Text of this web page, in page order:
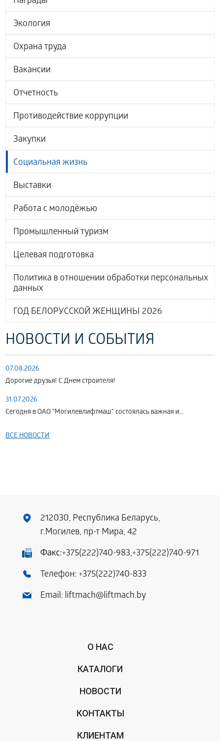
Экология
Охрана труда
Вакансии
Отчетность
Противодействие коррупции
Закупки
Социальная жизнь
Выставки
Работа с молодёжью
Промышленный туризм
Целевая подготовка
Политика в отношении обработки персональных
данных
ГОД БЕЛОРУССКОЙ ЖЕНЩИНЫ 2026
НОВОСТИ И СОБЫТИЯ
07.08.2026
Дорогие друзья! С Днем строителя!
31.07.2026
Сегодня в ОАО "Могилевлифтмаш" состоялась важная и...
ВСЕ НОВОСТИ
212030, Республика Беларусь,
г.Могилев, пр-т Мира, 42
Факс:+375(222)740-983,+375(222)740-971
Телефон: +375(222)740-833
Email: liftmach@liftmach.by
О НАС
КАТАЛОГИ
НОВОСТИ
КОНТАКТЫ
КЛИЕНТАМ